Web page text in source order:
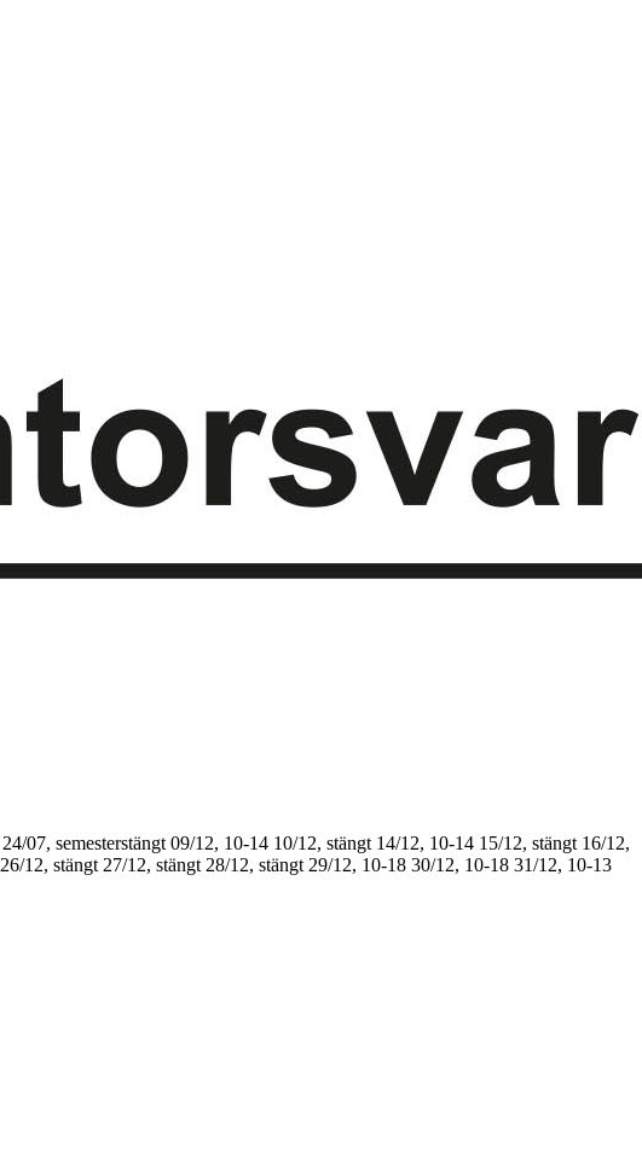
24/07, semesterstängt 09/12, 10-14 10/12, stängt 14/12, 10-14 15/12, stängt 16/12,
26/12, stängt 27/12, stängt 28/12, stängt 29/12, 10-18 30/12, 10-18 31/12, 10-13